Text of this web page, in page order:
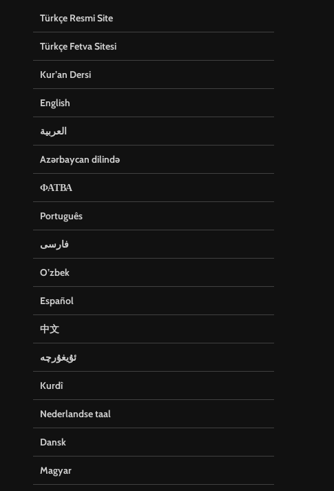
Türkçe Resmi Site
Türkçe Fetva Sitesi
Kur’an Dersi
English
العربية
Azərbaycan dilində
ФАТВА
Português
فارسی
O’zbek
Español
中文
ئۇيغۇرچە
Kurdî
Nederlandse taal
Dansk
Magyar